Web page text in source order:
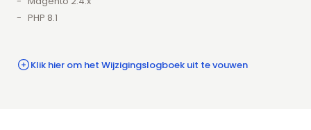
PHP 8.1
Klik hier om het Wijzigingslogboek uit te vouwen